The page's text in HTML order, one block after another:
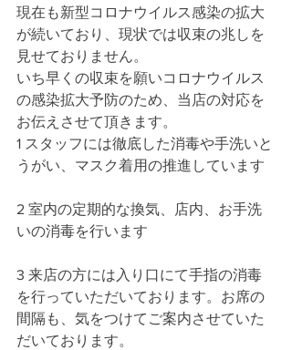
現在も新型コロナウイルス感染の拡大
が続いており、現状では収束の兆しを
見せておりません。
いち早くの収束を願いコロナウイルス
の感染拡大予防のため、当店の対応を
お伝えさせて頂きます。
1 スタッフには徹底した消毒や手洗いと
うがい、マスク着用の推進しています
2 室内の定期的な換気、店内、お手洗
いの消毒を行います
3 来店の方には入り口にて手指の消毒
を行っていただいております。お席の
間隔も、気をつけてご案内させていた
だいております。